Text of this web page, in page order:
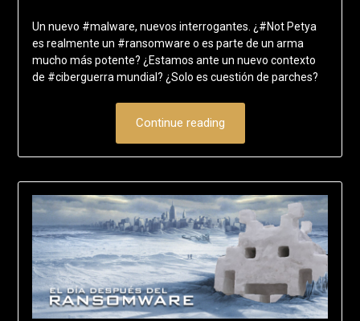
Un nuevo #malware, nuevos interrogantes. ¿#Not Petya
es realmente un #ransomware o es parte de un arma
mucho más potente? ¿Estamos ante un nuevo contexto
de #ciberguerra mundial? ¿Solo es cuestión de parches?
Continue reading